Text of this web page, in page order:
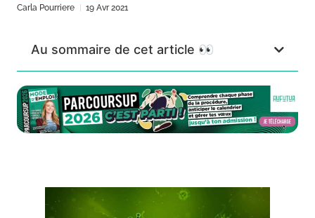
Carla Pourriere 19 Avr 2021
Au sommaire de cet article 👀